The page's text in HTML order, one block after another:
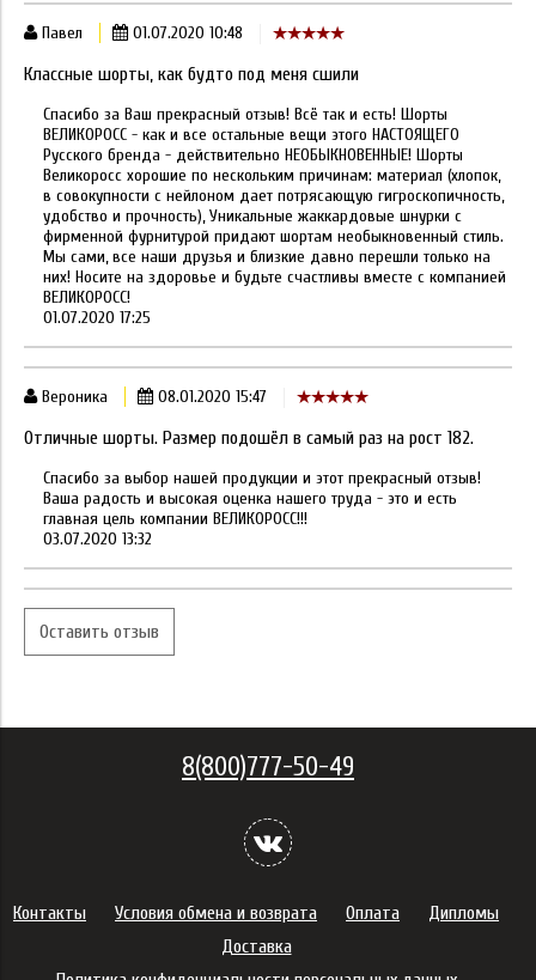
Павел 01.07.2020 10:48
Классные шорты, как будто под меня сшили
Спасибо за Ваш прекрасный отзыв! Всё так и есть! Шорты
ВЕЛИКОРОСС - как и все остальные вещи этого НАСТОЯЩЕГО
Русского бренда - действительно НЕОБЫКНОВЕННЫЕ! Шорты
Великоросс хорошие по нескольким причинам: материал (хлопок,
в совокупности с нейлоном дает потрясающую гигроскопичность,
удобство и прочность), Уникальные жаккардовые шнурки с
фирменной фурнитурой придают шортам необыкновенный стиль.
Мы сами, все наши друзья и близкие давно перешли только на
них! Носите на здоровье и будьте счастливы вместе с компанией
ВЕЛИКОРОСС!
01.07.2020 17:25
Вероника 08.01.2020 15:47
Отличные шорты. Размер подошёл в самый раз на рост 182.
Спасибо за выбор нашей продукции и этот прекрасный отзыв!
Ваша радость и высокая оценка нашего труда - это и есть
главная цель компании ВЕЛИКОРОСС!!!
03.07.2020 13:32
Оставить отзыв
8(800)777-50-49
Контакты Условия обмена и возврата Оплата
Дипломы
Доставка